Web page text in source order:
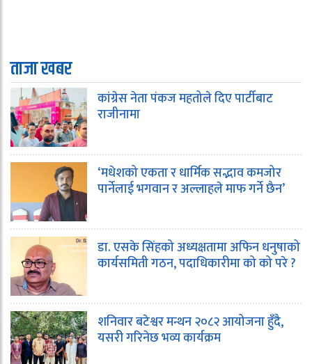
ताजा खबर
कांग्रेस नेता पंकज महतोले दिए पार्टीबाट
राजीनामा
‘मधेशको एकता र धार्मिक सद्भाव कमजोर
पार्नेलाई भगवान र अल्लाहले माफ गर्ने छैन’
डा. एसके सिंहको अध्यक्षतामा अफिन धनुषाको
कार्यसमिती गठन, पदाधिकारीमा को को परे ?
शनिवार बटेश्वर मन्थन २०८२ आयोजना हुँदै,
यसरी गरिनेछ भव्य कार्यक्रम